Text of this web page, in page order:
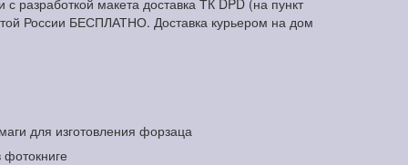
с разработкой макета доставка ТК DPD (на пункт
России БЕСПЛАТНО. Доставка курьером на дом
для изготовления форзаца